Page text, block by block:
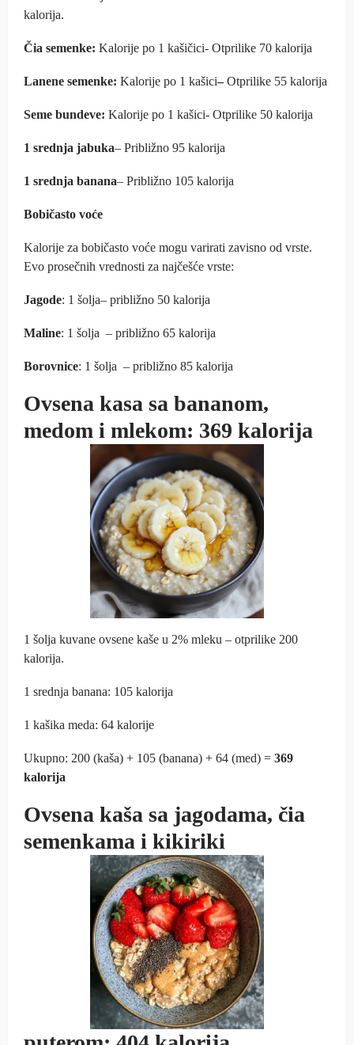
kalorija.
Čia semenke: Kalorije po 1 kašičici- Otprilike 70 kalorija
Lanene semenke: Kalorije po 1 kašici–Otprilike 55 kalorija
Seme bundeve: Kalorije po 1 kašici- Otprilike 50 kalorija
1 srednja jabuka– Približno 95 kalorija
1 srednja banana– Približno 105 kalorija
Bobičasto voće
Kalorije za bobičasto voće mogu varirati zavisno od vrste.
Evo prosečnih vrednosti za najčešće vrste:
Jagode: 1 šolja– približno 50 kalorija
Maline: 1 šolja – približno 65 kalorija
Borovnice: 1 šolja – približno 85 kalorija
Ovsena kasa sa bananom,
medom i mlekom: 369 kalorija
1 šolja kuvane ovsene kaše u 2% mleku – otprilike 200
kalorija.
1 srednja banana: 105 kalorija
1 kašika meda: 64 kalorije
Ukupno: 200 (kaša) + 105 (banana) + 64 (med) = 369
kalorija
Ovsena kaša sa jagodama, čia
semenkama i kikiriki